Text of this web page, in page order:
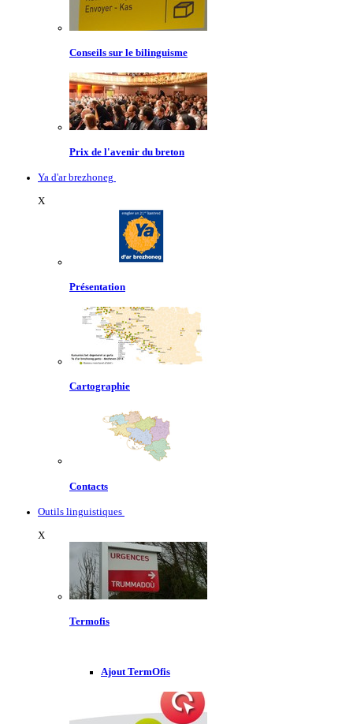
Conseils sur le bilinguisme
Prix de l'avenir du breton
Ya d'ar brezhoneg
X
Présentation
Cartographie
Contacts
Outils linguistiques
X
Termofis
Ajout TermOfis